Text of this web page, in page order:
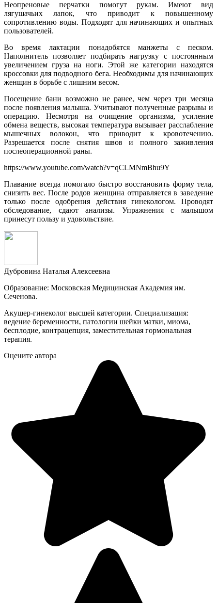
Неопреновые перчатки помогут рукам. Имеют вид
лягушачьих лапок, что приводит к повышенному
сопротивлению воды. Подходят для начинающих и опытных
пользователей.
Во время лактации понадобятся манжеты с песком.
Наполнитель позволяет подбирать нагрузку с постоянным
увеличением груза на ноги. Этой же категории находятся
кроссовки для подводного бега. Необходимы для начинающих
женщин в борьбе с лишним весом.
Посещение бани возможно не ранее, чем через три месяца
после появления малыша. Учитывают полученные разрывы и
операцию. Несмотря на очищение организма, усиление
обмена веществ, высокая температура вызывает расслабление
мышечных волокон, что приводит к кровотечению.
Разрешается после снятия швов и полного заживления
послеоперационной раны.
https://www.youtube.com/watch?v=qCLMNmBhu9Y
Плавание всегда помогало быстро восстановить форму тела,
снизить вес. После родов женщина отправляется в заведение
только после одобрения действия гинекологом. Проводят
обследование, сдают анализы. Упражнения с малышом
принесут пользу и удовольствие.
Дубровина Наталья Алексеевна
Образование: Московская Медицинская Академия им.
Сеченова.
Акушер-гинеколог высшей категории. Специализация:
ведение беременности, патологии шейки матки, миома,
бесплодие, контрацепция, заместительная гормональная
терапия.
Оцените автора